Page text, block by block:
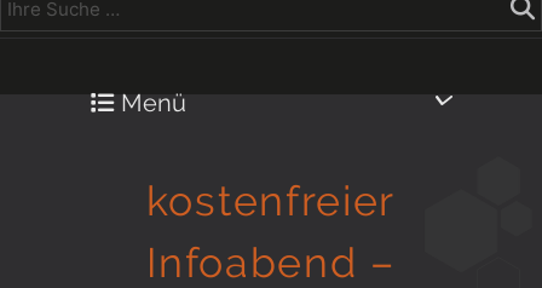
Menü
Gesund in Form
kostenfreier
Infoabend –